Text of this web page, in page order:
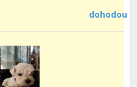
dohodou